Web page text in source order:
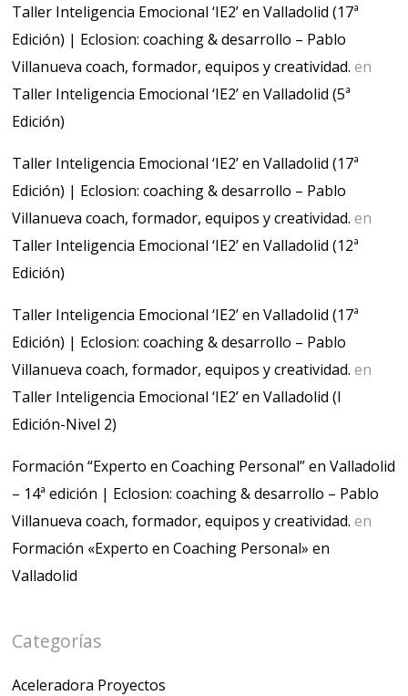
Taller Inteligencia Emocional ‘IE2’ en Valladolid (17ª
Edición) | Eclosion: coaching & desarrollo – Pablo
Villanueva coach, formador, equipos y creatividad. en
Taller Inteligencia Emocional ‘IE2’ en Valladolid (5ª
Edición)
Taller Inteligencia Emocional ‘IE2’ en Valladolid (17ª
Edición) | Eclosion: coaching & desarrollo – Pablo
Villanueva coach, formador, equipos y creatividad. en
Taller Inteligencia Emocional ‘IE2’ en Valladolid (12ª
Edición)
Taller Inteligencia Emocional ‘IE2’ en Valladolid (17ª
Edición) | Eclosion: coaching & desarrollo – Pablo
Villanueva coach, formador, equipos y creatividad. en
Taller Inteligencia Emocional ‘IE2’ en Valladolid (I
Edición-Nivel 2)
Formación “Experto en Coaching Personal” en Valladolid
– 14ª edición | Eclosion: coaching & desarrollo – Pablo
Villanueva coach, formador, equipos y creatividad. en
Formación «Experto en Coaching Personal» en
Valladolid
Categorías
Aceleradora Proyectos